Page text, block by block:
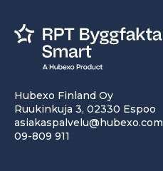
Hubexo Finland Oy
Ruukinkuja 3, 02330 Espoo
asiakaspalvelu@hubexo.com
09-809 911